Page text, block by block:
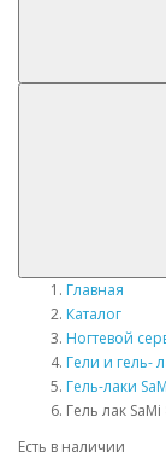
Главная
Каталог
Ногтевой
Гели и гель-
Гель-лаки
Гель лак
Есть в наличии